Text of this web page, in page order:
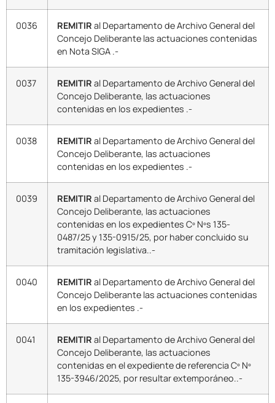
0036 REMITIR al Departamento de Archivo General del
Concejo Deliberante las actuaciones contenidas
en Nota SIGA .-
0037 REMITIR al Departamento de Archivo General del
Concejo Deliberante, las actuaciones
contenidas en los expedientes .-
0038 REMITIR al Departamento de Archivo General del
Concejo Deliberante, las actuaciones
contenidas en los expedientes .-
0039 REMITIR al Departamento de Archivo General del
Concejo Deliberante, las actuaciones
contenidas en los expedientes Cº Nºs 135-
0487/25 y 135-0915/25, por haber concluido su
tramitación legislativa..-
0040 REMITIR al Departamento de Archivo General del
Concejo Deliberante las actuaciones contenidas
en los expedientes .-
0041 REMITIR al Departamento de Archivo General del
Concejo Deliberante, las actuaciones
contenidas en el expediente de referencia Cº Nº
135-3946/2025, por resultar extemporáneo..-